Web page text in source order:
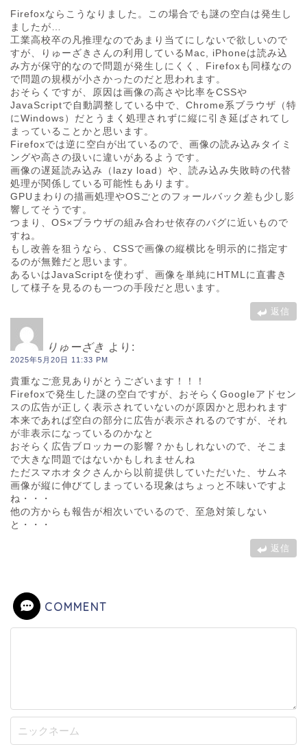
Firefoxならこうなりました。この場合でも謎の空白は発生し
ましたが…
工業高校卒の凡推理なのであまり当てにしないで欲しいので
すが、りゅーざきさんの利用しているMac, iPhoneは読み込
み方が保守的なので問題が発生しにくく、Firefoxも同様なの
で問題の規模が小さかったのだと思われます。
おそらくですが、原因は画像の高さや比率をCSSや
JavaScriptで自動調整している中で、Chrome系ブラウザ（特
にWindows）だとうまく処理されずに縦に引き延ばされてし
まっていることかと思います。
Firefoxでは逆に空白が出ているので、画像の読み込みタイミ
ングや高さの扱いに違いがあるようです。
画像の遅延読み込み（lazy load）や、読み込み失敗時の代替
処理が関係している可能性もあります。
GPUまわりの描画処理やOSごとのフォールバック差も少し影
響してそうです。
つまり、OS×ブラウザの組み合わせ依存のバグに近いもので
すね。
もし改善を狙うなら、CSSで画像の縦横比を明示的に指定す
るのが無難だと思います。
あるいはJavaScriptを使わず、画像を単純にHTMLに直書き
して様子を見るのも一つの手段だと思います。
返信
りゅーざき より:
2025年5月20日 11:33 PM
貴重なご意見ありがとうございます！！！
Firefoxで発生した謎の空白ですが、おそらくGoogleアドセン
スの広告が正しく表示されていないのが原因かと思われます
本来であれば空白の部分に広告が表示されるのですが、それ
が非表示になっているのかなと
おそらく広告ブロッカーの影響？かもしれないので、そこま
で大きな問題ではないかもしれませんね
ただスマホオタクさんから以前提供していただいた、サムネ
画像が縦に伸びてしまっている現象はちょっと不味いですよ
ね・・・
他の方からも報告が相次いでいるので、至急対策しない
と・・・
返信
COMMENT